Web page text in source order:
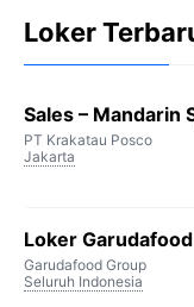
Loker
Sales – Mandarin
PT Krakatau Posco
Jakarta
Loker
Garudafood Group
Seluruh Indonesia